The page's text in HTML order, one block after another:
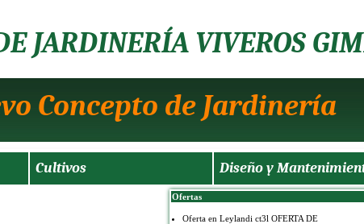
JARDINERÍA VIVEROS
Concepto de Jardinería
Cultivos Diseño y
Ofertas
Oferta en Leylandi ct3l OFERTA DE